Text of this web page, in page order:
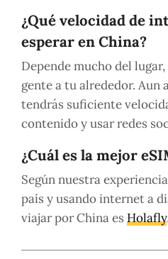
¿Qué velocidad de
esperar en China?
Depende mucho del
gente a tu alrededor. Aun
tendrás suficiente
contenido y usar redes
¿Cuál es la mejor
Según nuestra
país y usando internet a
viajar por China es Holafly.